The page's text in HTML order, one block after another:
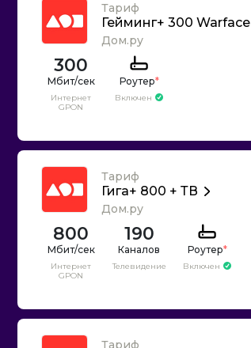
Тариф
Гейминг+ 300 Warface
Дом.ру
300
Интернет
GPON
Роутер*
Включен
Тариф
Гига+ 800 + ТВ
Дом.ру
800
Интернет
GPON
190
Каналов
Телевидение
Роутер*
Включен
Тариф